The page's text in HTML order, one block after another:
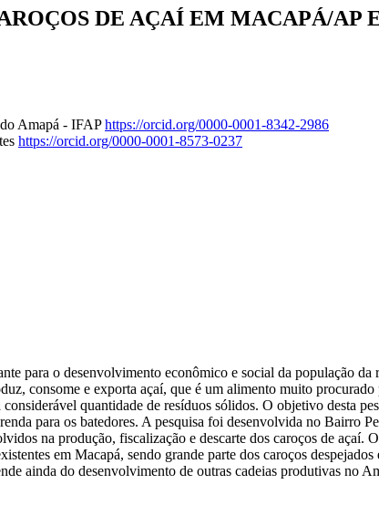
DE AÇAÍ EM MACAPÁ/
Amapá - IFAPhttps://orcid.org/0000-0001-8342-2986
https://orcid.org/0000-0001-8573-0237
para o desenvolvimento econômico e social da população
consome e exporta açaí, que é um alimento muito
quantidade de resíduos sólidos. O objetivo desta
para os batedores. A pesquisa foi desenvolvida no Bairro
na produção, fiscalização e descarte dos caroços de açaí.
em Macapá, sendo grande parte dos caroços
ainda do desenvolvimento de outras cadeias produtivas no